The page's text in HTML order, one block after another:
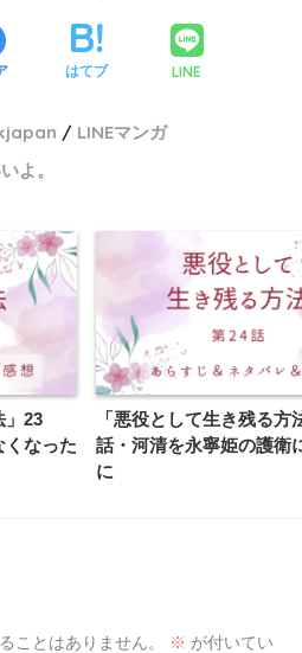
はてブ LINE
LINEマンガ
よ。
」23
くなった
「悪役として生き残る方
話・河清を永寧姫の護衛
に
ことはありません。 ※ が付いてい